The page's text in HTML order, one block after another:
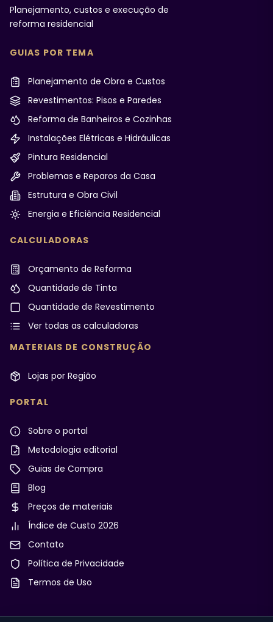
Planejamento, custos e execução de
reforma residencial
GUIAS POR TEMA
Planejamento de Obra e Custos
Revestimentos: Pisos e Paredes
Reforma de Banheiros e Cozinhas
Instalações Elétricas e Hidráulicas
Pintura Residencial
Problemas e Reparos da Casa
Estrutura e Obra Civil
Energia e Eficiência Residencial
CALCULADORAS
Orçamento de Reforma
Quantidade de Tinta
Quantidade de Revestimento
Ver todas as calculadoras
MATERIAIS DE CONSTRUÇÃO
Lojas por Região
PORTAL
Sobre o portal
Metodologia editorial
Guias de Compra
Blog
Preços de materiais
Índice de Custo 2026
Contato
Política de Privacidade
Termos de Uso